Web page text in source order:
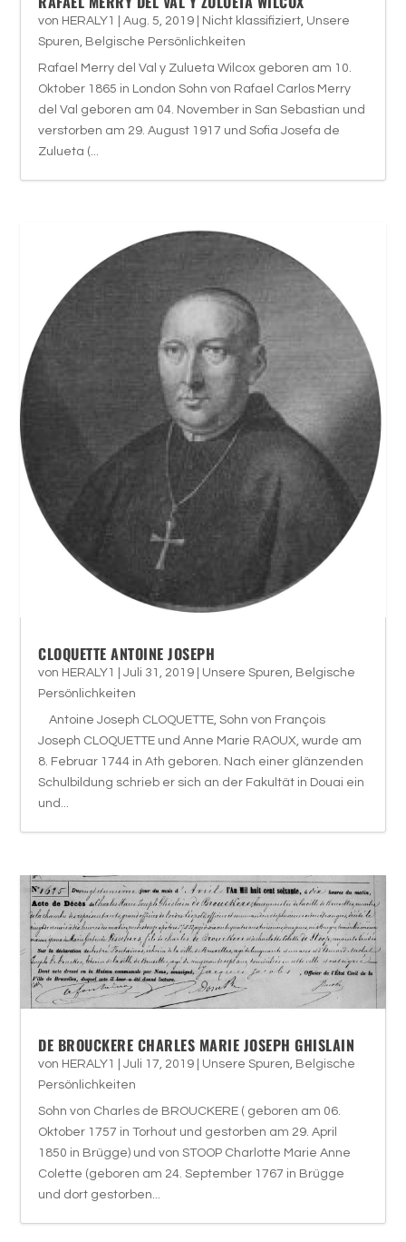
von HERALY1 |Aug. 5, 2019 Nicht klassifiziert, Unsere
Spuren, Belgische Persönlichkeiten
Rafael Merry del Val y Zulueta Wilcox geboren am 10.
Oktober 1865 in London Sohn von Rafael Carlos Merry
del Val geboren am 04. November in San Sebastian und
verstorben am 29. August 1917 und Sofia Josefa de
Zulueta (...
CLOQUETTE ANTOINE JOSEPH
von HERALY1 |Juli 31, 2019 Unsere Spuren, Belgische
Persönlichkeiten
Antoine Joseph CLOQUETTE, Sohn von François
Joseph CLOQUETTE und Anne Marie RAOUX, wurde am
8. Februar 1744 in Ath geboren. Nach einer glänzenden
Schulbildung schrieb er sich an der Fakultät in Douai ein
und...
DE BROUCKERE CHARLES MARIE JOSEPH GHISLAIN
von HERALY1 |Juli 17, 2019 Unsere Spuren, Belgische
Persönlichkeiten
Sohn von Charles de BROUCKERE ( geboren am 06.
Oktober 1757 in Torhout und gestorben am 29. April
1850 in Brügge) und von STOOP Charlotte Marie Anne
Colette (geboren am 24. September 1767 in Brügge
und dort gestorben...